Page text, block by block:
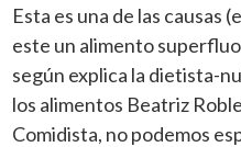
Esta es una de las causas
este un alimento
según explica la dietista-
los alimentos Beatriz
Comidista, no podemos